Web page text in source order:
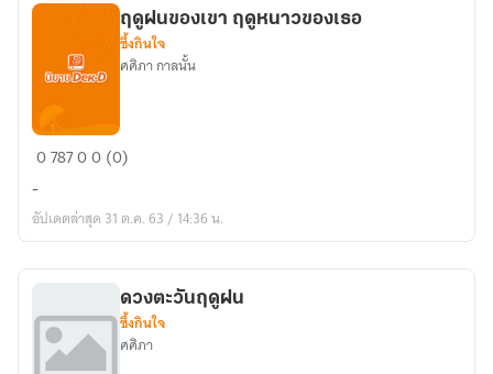
ฤดู
เขา
เธอ
ฤดูฝนของเขา ฤดูหนาวของเธอ
ซึ้งกินใจ
ศศิภา กาลนั้น
078700 (0)
-
อัปเดตล่าสุด 31 ต.ค. 63 / 14:36 น.
ดวงตะวันฤดูฝน
ซึ้งกินใจ
ศศิภา